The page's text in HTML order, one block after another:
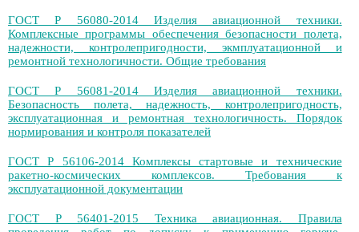
ГОСТ Р 56080-2014 Изделия авиационной техники.
Комплексные программы обеспечения безопасности полета,
надежности, контролепригодности, экмплуатационной и
ремонтной технологичности. Общие требования
ГОСТ Р 56081-2014 Изделия авиационной техники.
Безопасность полета, надежность, контролепригодность,
эксплуатационная и ремонтная технологичность. Порядок
нормирования и контроля показателей
ГОСТ Р 56106-2014 Комплексы стартовые и технические
ракетно-космических комплексов. Требования к
эксплуатационной документации
ГОСТ Р 56401-2015 Техника авиационная. Правила